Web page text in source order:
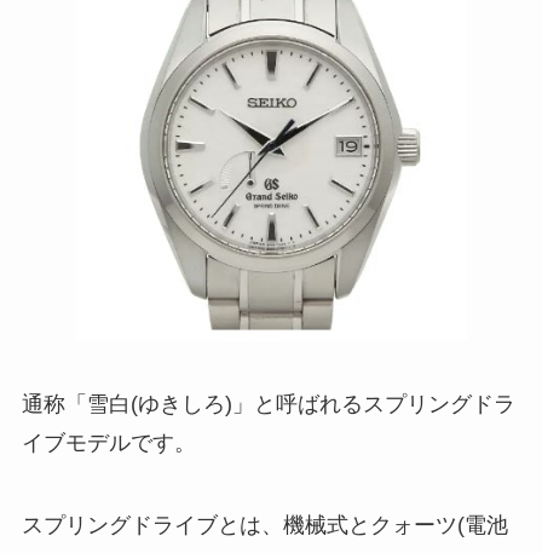
通称「雪白(ゆきしろ)」と呼ばれるスプリングドラ
イブモデルです。
スプリングドライブとは、機械式とクォーツ(電池